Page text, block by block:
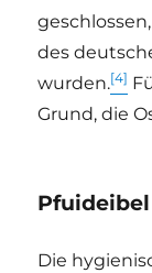
des
wurden.[4]
Grund, die
Pfuideibel
Die